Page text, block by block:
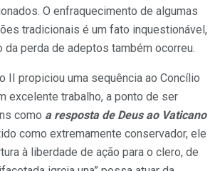
O enfraquecimento de algumas
tradicionais é um fato inquestionável,
da perda de adeptos também ocorreu.
II propiciou uma sequência ao Concílio
excelente trabalho, a ponto de ser
como a resposta de Deus ao Vaticano
como extremamente conservador, ele
à liberdade de ação para o clero, de